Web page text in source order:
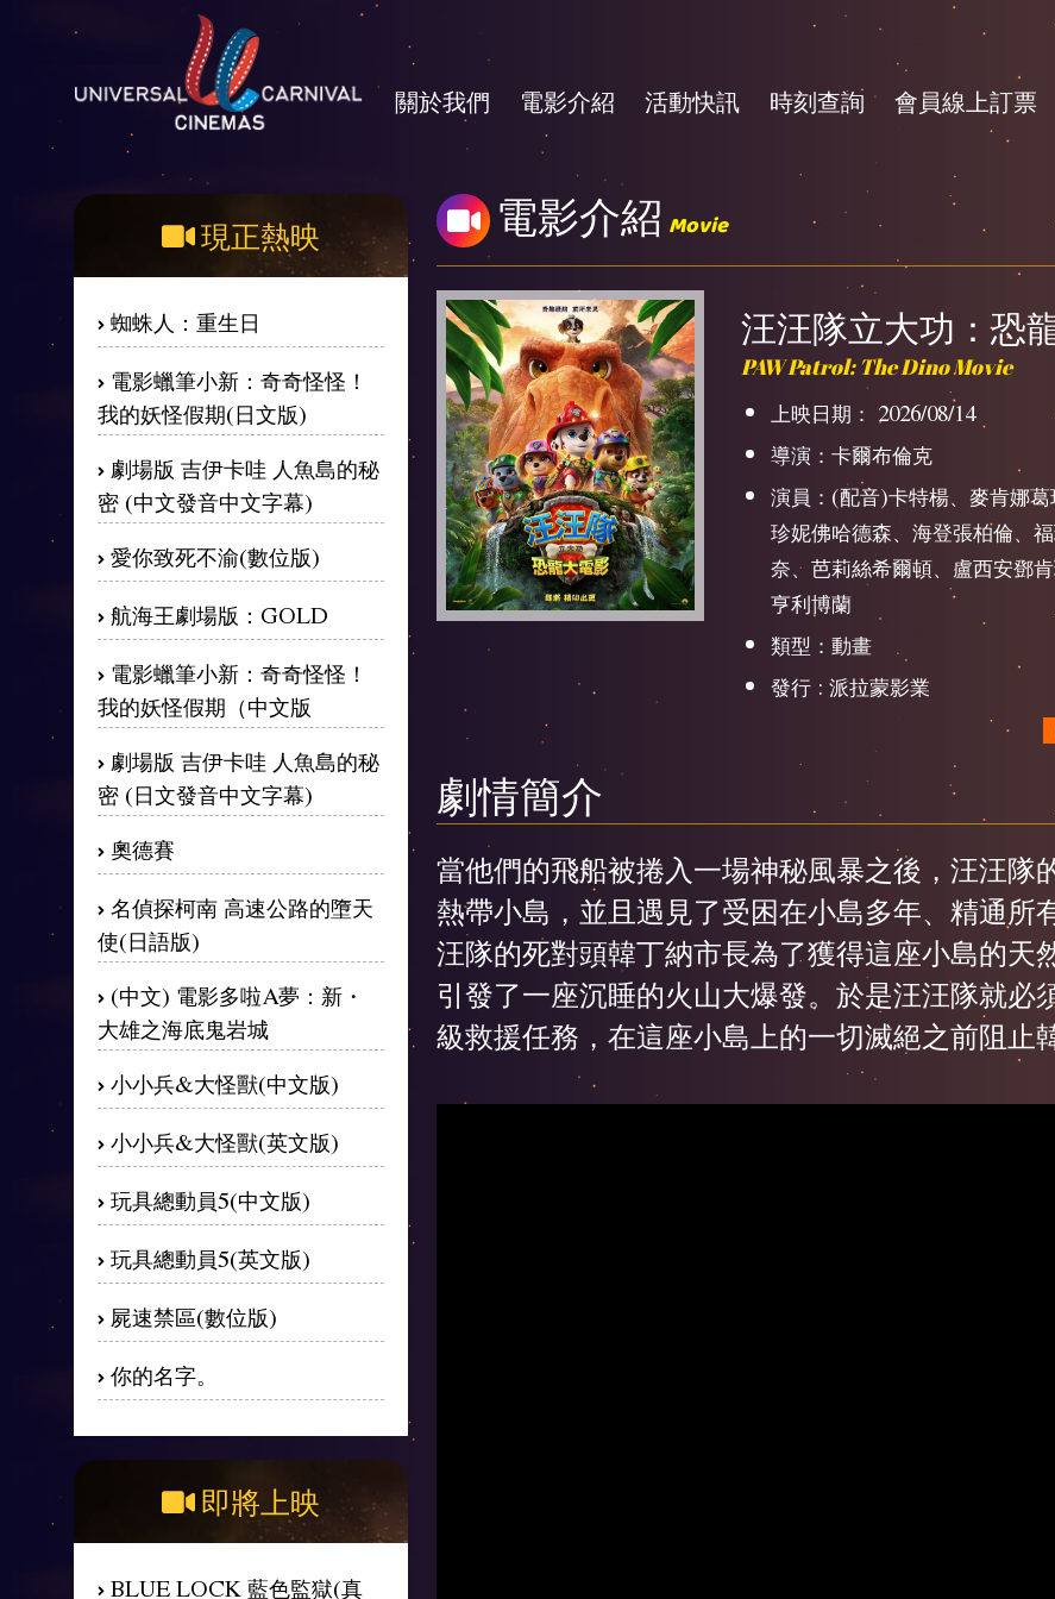
關於我們 電影介紹 活動快訊 時刻查詢 會員線上訂票
現正熱映
蜘蛛人：重生日
電影蠟筆小新：奇奇怪怪！
我的妖怪假期(日文版)
劇場版 吉伊卡哇 人魚島的秘
密 (中文發音中文字幕)
愛你致死不渝(數位版)
航海王劇場版：GOLD
電影蠟筆小新：奇奇怪怪！
我的妖怪假期（中文版
劇場版 吉伊卡哇 人魚島的秘
密 (日文發音中文字幕)
奧德賽
名偵探柯南 高速公路的墮天
使(日語版)
(中文) 電影多啦A夢：新・
大雄之海底鬼岩城
小小兵&大怪獸(中文版)
小小兵&大怪獸(英文版)
玩具總動員5(中文版)
玩具總動員5(英文版)
屍速禁區(數位版)
你的名字。
即將上映
BLUE LOCK 藍色監獄(真
電影介紹 Movie
汪汪隊立大功：恐
PAW Patrol: The Dino Movie
上映日期： 2026/08/14
導演：卡爾布倫克
演員：(配音)卡特楊、麥肯娜葛
珍妮佛哈德森、海登張柏倫、
奈、芭莉絲希爾頓、盧西安鄧
亨利博蘭
類型：動畫
發行 : 派拉蒙影業
劇情簡介
當他們的飛船被捲入一場神秘風暴之後，汪汪隊
熱帶小島，並且遇見了受困在小島多年、精通
汪隊的死對頭韓丁納市長為了獲得這座小島的
引發了一座沉睡的火山大爆發。於是汪汪隊就
級救援任務，在這座小島上的一切滅絕之前阻止